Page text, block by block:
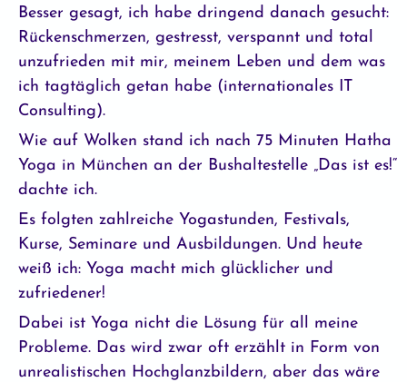
Besser gesagt, ich habe dringend danach gesucht:
Rückenschmerzen, gestresst, verspannt und total
unzufrieden mit mir, meinem Leben und dem was
ich tagtäglich getan habe (internationales IT
Consulting).
Wie auf Wolken stand ich nach 75 Minuten Hatha
Yoga in München an der Bushaltestelle „Das ist es!“
dachte ich.
Es folgten zahlreiche Yogastunden, Festivals,
Kurse, Seminare und Ausbildungen. Und heute
weiß ich: Yoga macht mich glücklicher und
zufriedener!
Dabei ist Yoga nicht die Lösung für all meine
Probleme. Das wird zwar oft erzählt in Form von
unrealistischen Hochglanzbildern, aber das wäre